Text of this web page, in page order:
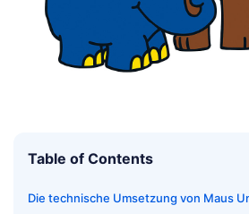
Table of Contents
Die technische Umsetzung von Maus